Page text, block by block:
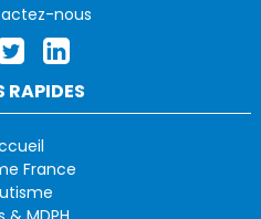
nous
RAPIDES
France